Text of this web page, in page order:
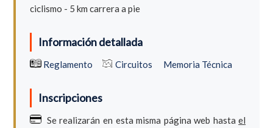
ciclismo - 5 km carrera a pie
Información detallada
Reglamento Circuitos Memoria Técnica
Inscripciones
Se realizarán en esta misma página web hastael